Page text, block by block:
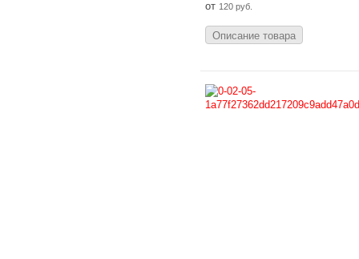
от 120 руб.
Описание товара